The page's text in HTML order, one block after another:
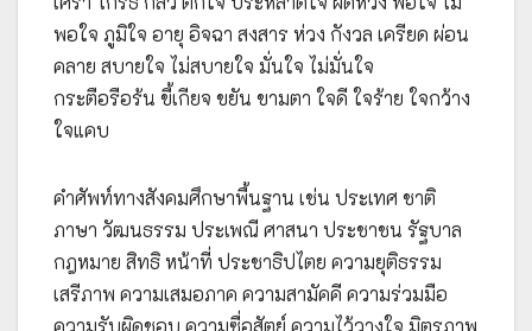
พอใจ ภูมิใจ อายุ อิจฉา สงสาร ห่วง กังวล เครียด ผ่อน
คลาย สบายใจ ไม่สบายใจ มั่นใจ ไม่มั่นใจ
กระตือรือร้น ขี้เกียจ ขยัน ขามตา ใจดี ใจร้าย ใจกว้าง
ใจแคบ
คำศัพท์ทางสังคมศึกษาพื้นฐาน เช่น ประเทศ ชาติ
ภาษา วัฒนธรรม ประเพณี ศาสนา ประชาชน รัฐบาล
กฎหมาย สิทธิ หน้าที่ ประชาธิปไตย ความยุติธรรม
เสรีภาพ ความเสมอภาค ความสามัคคี ความร่วมมือ
ความรับผิดชอบ ความซื่อสัตย์ ความไว้วางใจ มิตรภาพ